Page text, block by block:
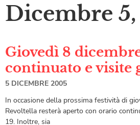
Dicembre
Giovedì 8
continuato e visite
5 DICEMBRE 2005
In occasione della prossima festività di
Revoltella resterà aperto con orario
19. Inoltre, sia